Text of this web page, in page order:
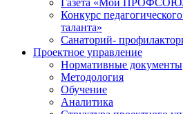
Газета «Мой
Конкурс
таланта»
Санаторий-
Проектное управление
Нормативные документы
Методология
Обучение
Аналитика